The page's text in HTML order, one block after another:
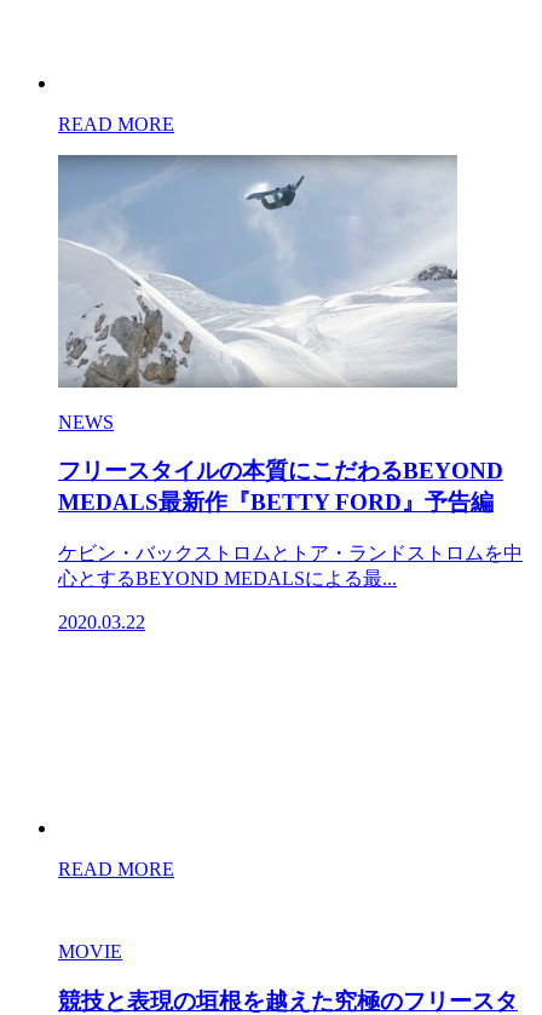
READ MORE
NEWS
フリースタイルの本質にこだわるBEYOND
MEDALS最新作『BETTY FORD』予告編
ケビン・バックストロムとトア・ランドストロムを中
心とするBEYOND MEDALSによる最...
2020.03.22
READ MORE
MOVIE
競技と表現の垣根を越えた究極のフリースタ